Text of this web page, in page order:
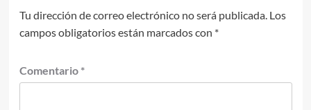
Tu dirección de correo electrónico no será publicada. Los
campos obligatorios están marcados con *
Comentario *